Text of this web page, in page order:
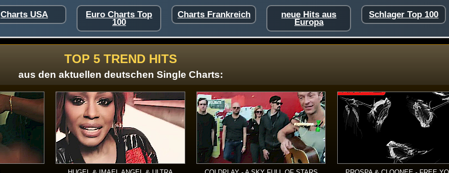
Charts USA Euro Charts Top
100
Charts Frankreich neue Hits aus
Europa
Schlager Top 100
TOP 5 TREND HITS
aus den aktuellen deutschen Single Charts: